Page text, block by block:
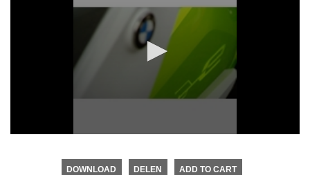
DOWNLOAD DELEN ADD TO CART